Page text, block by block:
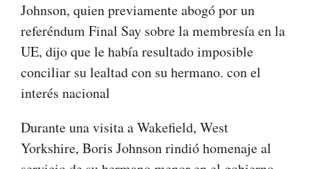
Johnson, quien previamente abogó por un
referéndum Final Say sobre la membresía en la
UE, dijo que le había resultado imposible
conciliar su lealtad con su hermano. con el
interés nacional
Durante una visita a Wakefield, West
Yorkshire, Boris Johnson rindió homenaje al